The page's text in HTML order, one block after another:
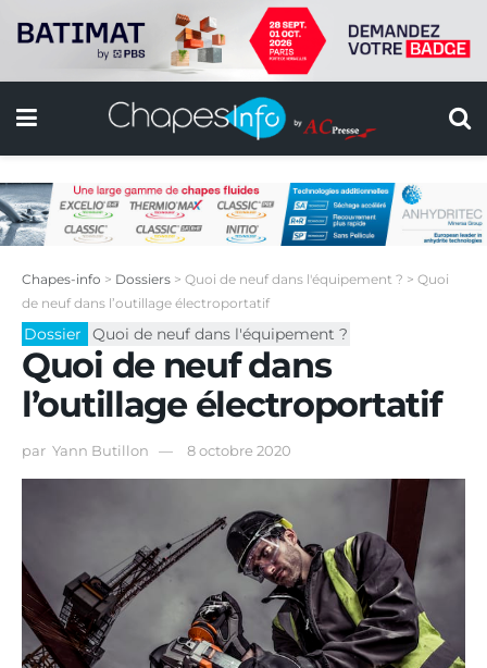
Chapes-info > Dossiers > Quoi de neuf dans l'équipement ? > Quoi
de neuf dans l’outillage électroportatif
Dossier Quoi de neuf dans l'équipement ?
Quoi de neuf dans
l’outillage électroportatif
par Yann Butillon 8 octobre 2020